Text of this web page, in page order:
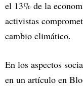
el 13% de la
activistas
cambio climático.
En los aspectos
en un artículo en